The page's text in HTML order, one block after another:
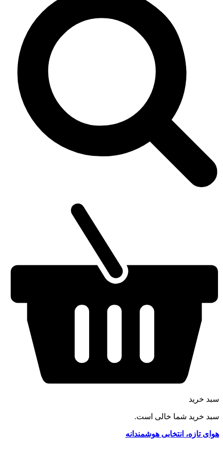
سبد خرید
سبد خرید شما خالی است.
هوای تازه، انتخابی هوشمندانه